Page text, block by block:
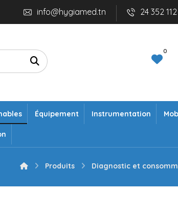
24 352 112
info@hygiamed.tn
Équipement Instrumentation
Produits Diagnostic et